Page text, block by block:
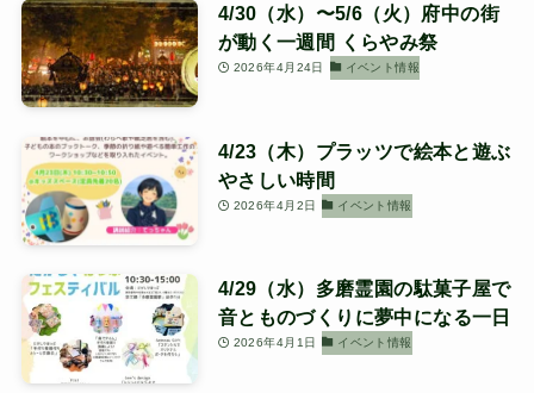
4/30（水）〜5/6（火）府中の街
が動く一週間 くらやみ祭
2026年4月24日 イベント情報
4/23（木）プラッツで絵本と遊ぶ
やさしい時間
2026年4月2日 イベント情報
4/29（水）多磨霊園の駄菓子屋で
音とものづくりに夢中になる一日
2026年4月1日 イベント情報